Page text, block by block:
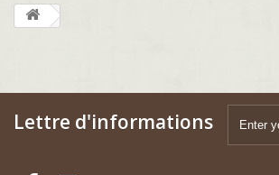
Lettre d'informations